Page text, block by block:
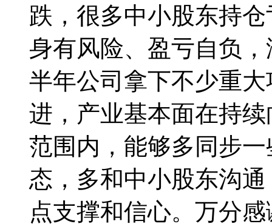
跌，很多中小股东持
身有风险、盈亏自负
半年公司拿下不少重
进，产业基本面在持
范围内，能够多同步
态，多和中小股东沟
点支撑和信心。万分